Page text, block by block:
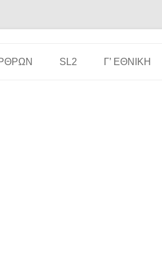
SL2 Γ’ ΕΘΝΙΚΉ